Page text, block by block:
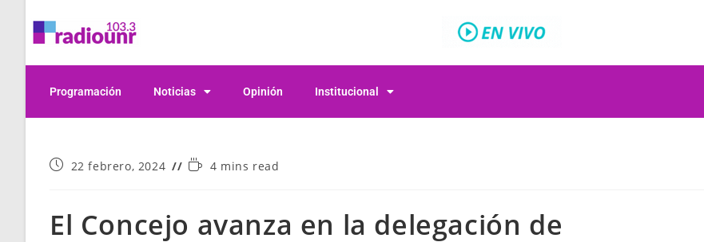
Programación Noticias Opinión Institucional
22 febrero, 2024 4 mins read
El Concejo avanza en la delegación de